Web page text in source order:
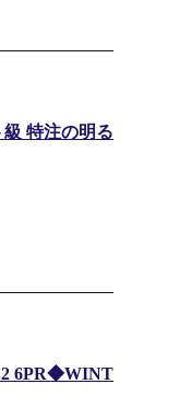
特注の明る
6PR◆WINT